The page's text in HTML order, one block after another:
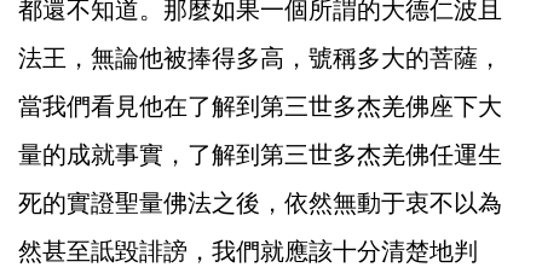
都還不知道。那麼如果一個所謂的大德仁波且
法王，無論他被捧得多高，號稱多大的菩薩，
當我們看見他在了解到第三世多杰羌佛座下大
量的成就事實，了解到第三世多杰羌佛任運生
死的實證聖量佛法之後，依然無動于衷不以為
然甚至詆毀誹謗，我們就應該十分清楚地判